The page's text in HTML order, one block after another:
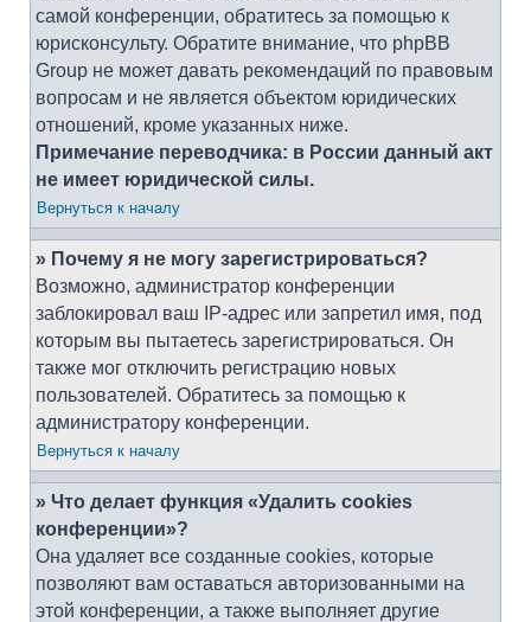
самой конференции, обратитесь за помощью к
юрисконсульту. Обратите внимание, что phpBB
Group не может давать рекомендаций по правовым
вопросам и не является объектом юридических
отношений, кроме указанных ниже.
Примечание переводчика: в России данный акт
не имеет юридической силы.
Вернуться к началу
» Почему я не могу зарегистрироваться?
Возможно, администратор конференции
заблокировал ваш IP-адрес или запретил имя, под
которым вы пытаетесь зарегистрироваться. Он
также мог отключить регистрацию новых
пользователей. Обратитесь за помощью к
администратору конференции.
Вернуться к началу
» Что делает функция «Удалить cookies
конференции»?
Она удаляет все созданные cookies, которые
позволяют вам оставаться авторизованными на
этой конференции, а также выполняет другие